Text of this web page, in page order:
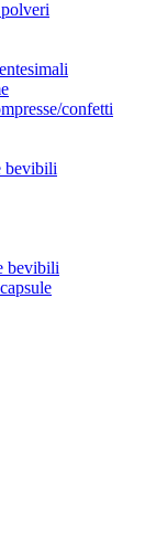
confetti
bevibili
bevibili